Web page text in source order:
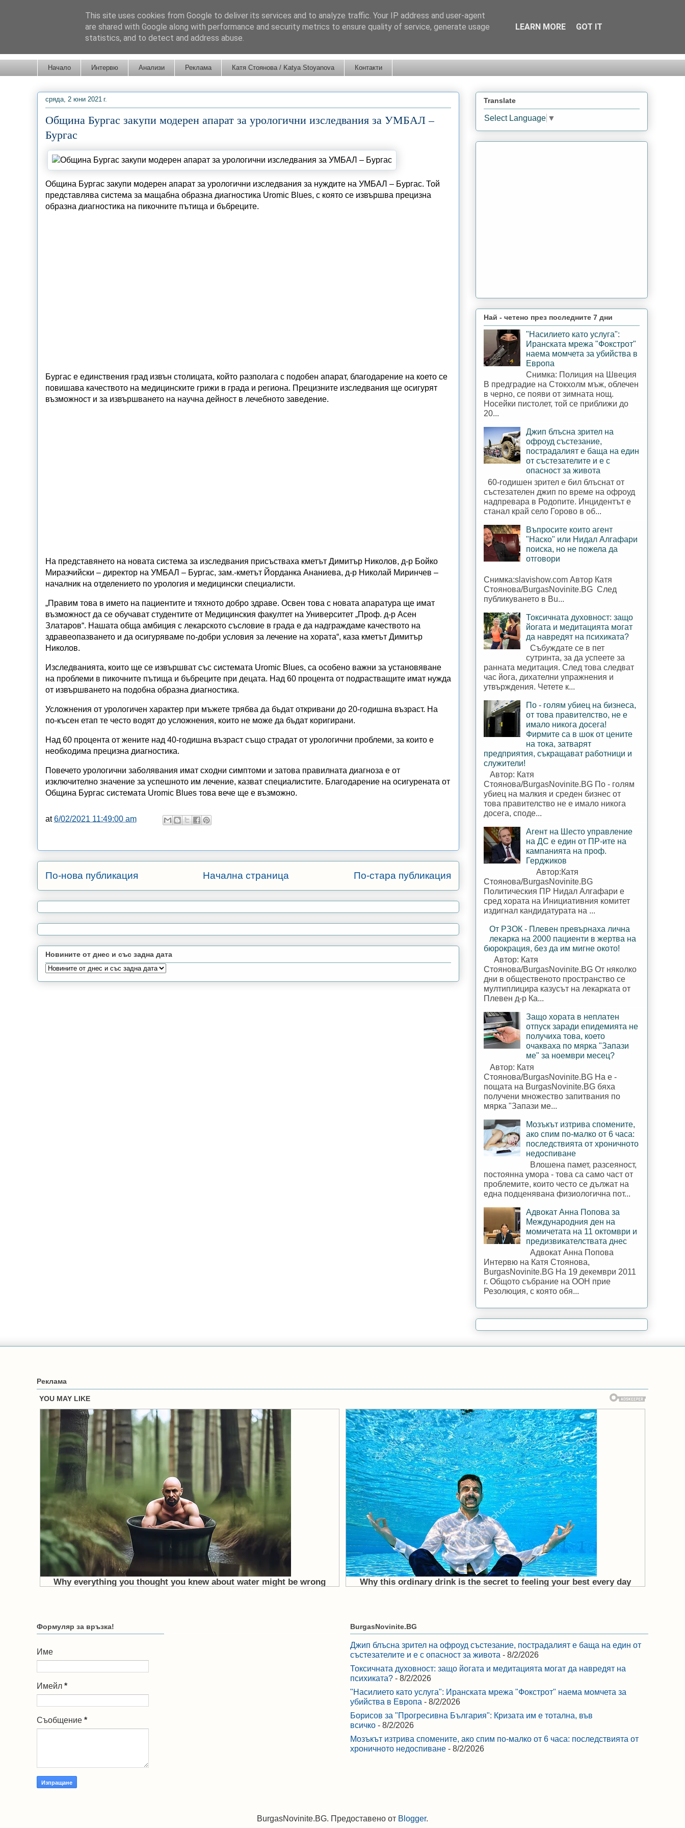
Начало Интервю Анализи Реклама Катя Стоянова / Katya Stoyanova Контакти
сряда, 2 юни 2021 г.
Община Бургас закупи модерен апарат за урологични изследвания за УМБАЛ –
Бургас
Община Бургас закупи модерен апарат за урологични изследвания за нуждите на УМБАЛ – Бургас. Той
представлява система за мащабна образна диагностика Uromic Blues, с която се извършва прецизна
образна диагностика на пикочните пътища и бъбреците.
Бургас е единствения град извън столицата, който разполага с подобен апарат, благодарение на което се
повишава качеството на медицинските грижи в града и региона. Прецизните изследвания ще осигурят
възможност и за извършването на научна дейност в лечебното заведение.
На представянето на новата система за изследвания присъстваха кметът Димитър Николов, д-р Бойко
Миразчийски – директор на УМБАЛ – Бургас, зам.-кметът Йорданка Ананиева, д-р Николай Миринчев –
началник на отделението по урология и медицински специалисти.
„Правим това в името на пациентите и тяхното добро здраве. Освен това с новата апаратура ще имат
възможност да се обучават студентите от Медицинския факултет на Университет „Проф. д-р Асен
Златаров“. Нашата обща амбиция с лекарското съсловие в града е да надграждаме качеството на
здравеопазването и да осигуряваме по-добри условия за лечение на хората“, каза кметът Димитър
Николов.
Изследванията, които ще се извършват със системата Uromic Blues, са особено важни за установяване
на проблеми в пикочните пътища и бъбреците при децата. Над 60 процента от подрастващите имат нужда
от извършването на подобна образна диагностика.
Усложнения от урологичен характер при мъжете трябва да бъдат откривани до 20-годишна възраст. На
по-късен етап те често водят до усложнения, които не може да бъдат коригирани.
Над 60 процента от жените над 40-годишна възраст също страдат от урологични проблеми, за които е
необходима прецизна диагностика.
Повечето урологични заболявания имат сходни симптоми и затова правилната диагноза е от
изключително значение за успешното им лечение, казват специалистите. Благодарение на осигурената от
Община Бургас системата Uromic Blues това вече ще е възможно.
at6/02/2021 11:49:00 am
По-нова публикация По-стара публикация
Начална страница
Новините от днес и със задна дата
Translate
Select Language ▼
Най - четено през последните 7 дни
"Насилието като услуга":
Иранската мрежа "Фокстрот"
наема момчета за убийства в
Европа
Снимка: Полиция на Швеция
В предградие на Стокхолм мъж, облечен
в черно, се появи от зимната нощ.
Носейки пистолет, той се приближи до
20...
Джип блъсна зрител на
офроуд състезание,
пострадалият е баща на един
от състезателите и е с
опасност за живота
60-годишен зрител е бил блъснат от
състезателен джип по време на офроуд
надпревара в Родопите. Инцидентът е
станал край село Горово в об...
Въпросите които агент
"Наско" или Нидал Алгафари
поиска, но не пожела да
отговори
Снимка:slavishow.com Автор Катя
Стоянова/BurgasNovinite.BG След
публикуването в Bu...
Токсичната духовност: защо
йогата и медитацията могат
да навредят на психиката?
Събуждате се в пет
сутринта, за да успеете за
ранната медитация. След това следват
час йога, дихателни упражнения и
утвърждения. Четете к...
По - голям убиец на бизнеса,
от това правителство, не е
имало никога досега!
Фирмите са в шок от цените
на тока, затварят
предприятия, съкращават работници и
служители!
Автор: Катя
Стоянова/BurgasNovinite.BG По - голям
убиец на малкия и среден бизнес от
това правителство не е имало никога
досега, споде...
Агент на Шесто управление
на ДС е един от ПР-ите на
кампанията на проф.
Герджиков
Автор:Катя
Стоянова/BurgasNovinite.BG
Политическия ПР Нидал Алгафари е
сред хората на Инициативния комитет
издигнал кандидатурата на ...
От РЗОК - Плевен превърнаха лична
лекарка на 2000 пациенти в жертва на
бюрокрация, без да им мигне окото!
Автор: Катя
Стоянова/BurgasNovinite.BG От няколко
дни в общественото пространство се
мултиплицира казусът на лекарката от
Плевен д-р Ка...
Защо хората в неплатен
отпуск заради епидемията не
получиха това, което
очакваха по мярка "Запази
ме" за ноември месец?
Автор: Катя
Стоянова/BurgasNovinite.BG На е -
пощата на BurgasNovinite.BG бяха
получени множество запитвания по
мярка "Запази ме...
Мозъкът изтрива спомените,
ако спим по-малко от 6 часа:
последствията от хроничното
недоспиване
Влошена памет, разсеяност,
постоянна умора - това са само част от
проблемите, които често се дължат на
една подценявана физиологична пот...
Адвокат Анна Попова за
Международния ден на
момичетата на 11 октомври и
предизвикателствата днес
Адвокат Анна Попова
Интервю на Катя Стоянова,
BurgasNovinite.BG На 19 декември 2011
г. Общото събрание на ООН прие
Резолюция, с която обя...
Реклама
Формуляр за връзка!
Име
Имейл *
Съобщение *
BurgasNovinite.BG
Джип блъсна зрител на офроуд състезание, пострадалият е баща на един от
състезателите и е с опасност за живота - 8/2/2026
Токсичната духовност: защо йогата и медитацията могат да навредят на
психиката? - 8/2/2026
"Насилието като услуга": Иранската мрежа "Фокстрот" наема момчета за
убийства в Европа - 8/2/2026
Борисов за "Прогресивна България": Кризата им е тотална, във
всичко - 8/2/2026
Мозъкът изтрива спомените, ако спим по-малко от 6 часа: последствията от
хроничното недоспиване - 8/2/2026
BurgasNovinite.BG. Предоставено от Blogger.
This site uses cookies from Google to deliver its services and to analyze traffic. Your IP address and user-agent
are shared with Google along with performance and security metrics to ensure quality of service, generate usage
statistics, and to detect and address abuse.
LEARN MORE GOT IT